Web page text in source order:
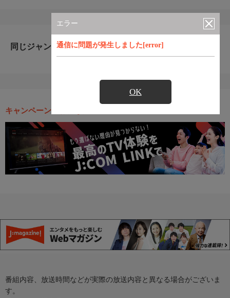
エラー
通信に問題が発生しました[error]
OK
同じジャンルのおすすめ番組
キャンペーン・お得な情報
番組内容、放送時間などが実際の放送内容と異なる場合がございま
す。